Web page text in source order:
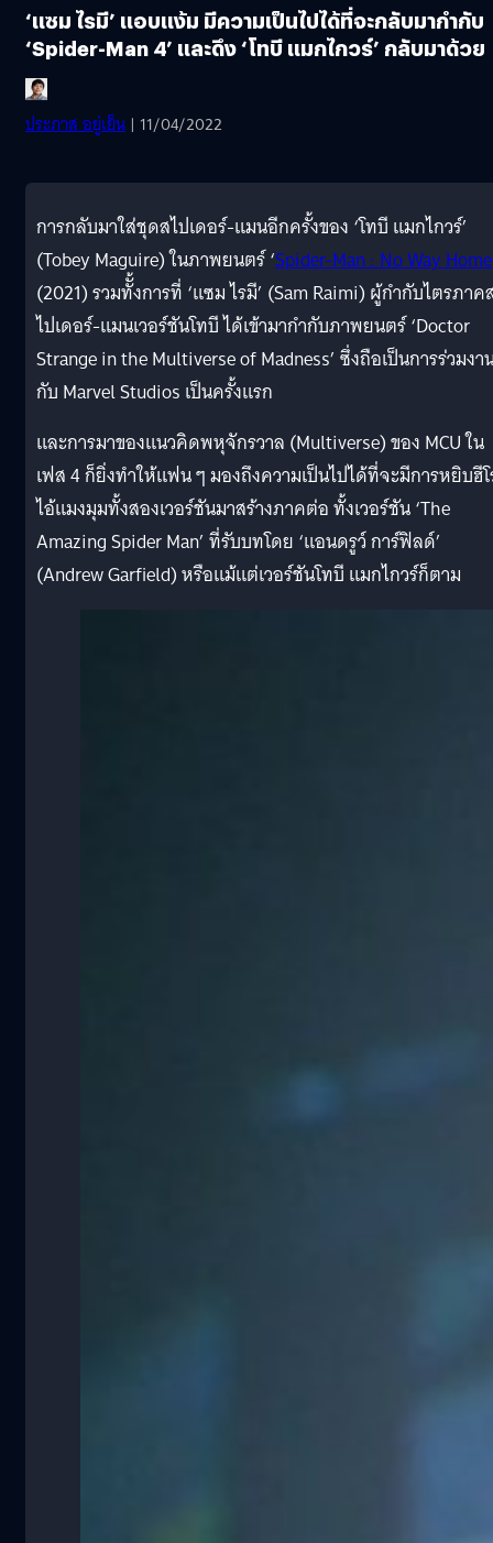
‘แซม ไรมี’ แอบแง้ม มีความเป็นไปได้ที่จะกลับมากำกับ
‘Spider-Man 4’ และดึง ‘โทบี แมกไกวร์’ กลับมาด้วย
ประภาส อยู่เย็น | 11/04/2022
การกลับมาใส่ชุดสไปเดอร์-แมนอีกครั้งของ ‘โทบี แมกไกวร์’
(Tobey Maguire) ในภาพยนตร์ ‘Spider-Man : No Way Home
(2021) รวมทัั้งการที่ ‘แซม ไรมี’ (Sam Raimi) ผู้กำกับไตรภาค
ไปเดอร์-แมนเวอร์ชันโทบี ได้เข้ามากำกับภาพยนตร์ ‘Doctor
Strange in the Multiverse of Madness’ ซึ่งถือเป็นการร่วมงา
กับ Marvel Studios เป็นครั้งแรก
และการมาของแนวคิดพหุจักรวาล (Multiverse) ของ MCU ใน
เฟส 4 ก็ยิ่งทำให้แฟน ๆ มองถึงความเป็นไปได้ที่จะมีการหยิบฮี
ไอ้แมงมุมทั้งสองเวอร์ชันมาสร้างภาคต่อ ทั้งเวอร์ชัน ‘The
Amazing Spider Man’ ที่รับบทโดย ‘แอนดรูว์ การ์ฟิลด์’
(Andrew Garfield) หรือแม้แต่เวอร์ชันโทบี แมกไกวร์ก็ตาม